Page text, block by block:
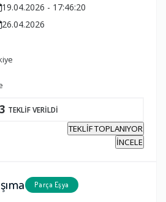
19.04.2026 - 17:46:20
26.04.2026
3 TEKLİF VERİLDİ
TEKLİF TOPLANIYOR
İNCELE
Parça Eşya